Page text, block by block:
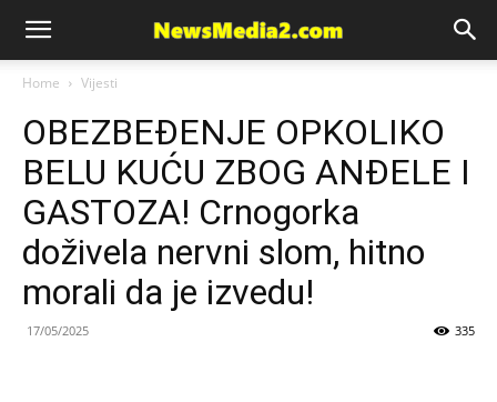
News
Media
Home Vijesti
OBEZBEĐENJE OPKOLIKO
BELU KUĆU ZBOG ANĐELE I
GASTOZA! Crnogorka
doživela nervni slom, hitno
morali da je izvedu!
17/05/2025 335